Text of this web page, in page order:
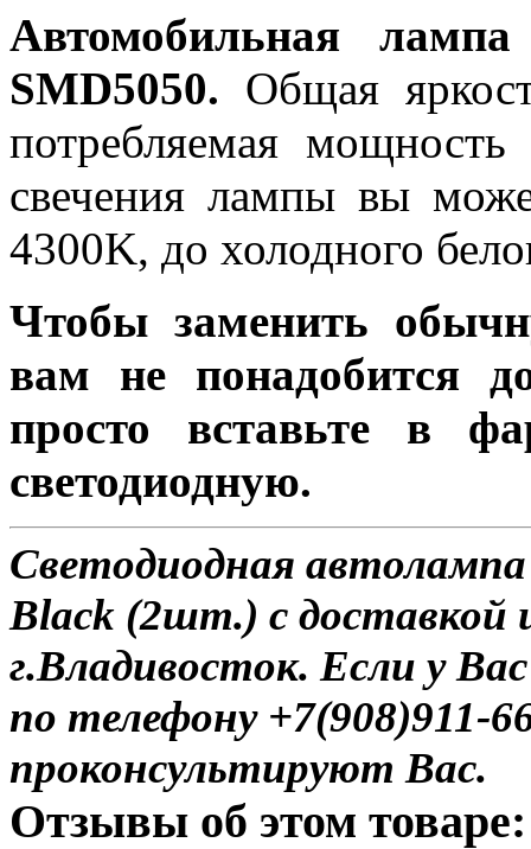
Автомобильная
SMD5050. Общая
потребляемая мощность
свечения лампы вы
4300K, до холодного
Чтобы заменить
вам не понадобится
просто вставьте в
светодиодную.
Светодиодная
Black (2шт.) с доставкой
г.Владивосток. Если у
по телефону
проконсультируют Вас.
Отзывы об этом товаре: